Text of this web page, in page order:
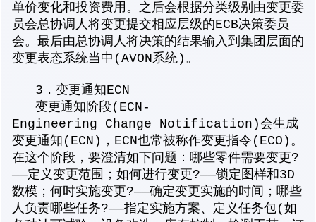
单价变化和投资费用。之后会根据分类级别由变更委
员会总协调人将变更提交相应层级的ECB决策委员
会。最后由总协调人将决策的结果输入到集团层面的
变更表态系统当中(AVON系统)。
3．变更通知ECN
变更通知阶段(ECN-
Engineering Change Notification)会生成
变更通知(ECN)，ECN也常被称作变更指令(ECO)。
在这个阶段，要澄清如下问题：哪些零件需要变更?
——定义变更范围；如何进行变更?——锁定图样和3D
数模；何时实施变更?——确定变更实施的时间；哪些
人负责哪些任务?——指定实施方案、定义任务包(如